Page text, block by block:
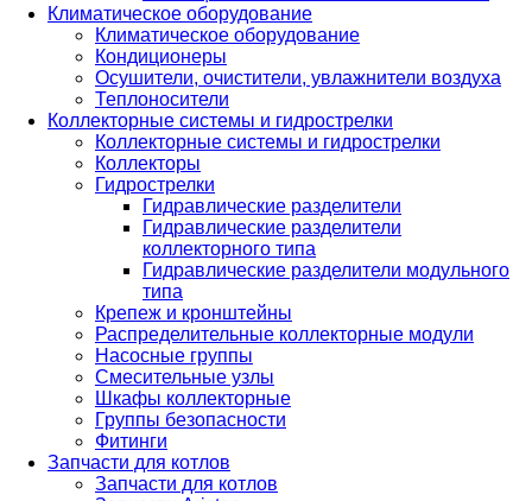
Климатическое оборудование
Климатическое оборудование
Кондиционеры
Осушители, очистители, увлажнители воздуха
Теплоносители
Коллекторные системы и гидрострелки
Коллекторные системы и гидрострелки
Коллекторы
Гидрострелки
Гидравлические разделители
Гидравлические разделители
коллекторного типа
Гидравлические разделители модульного
типа
Крепеж и кронштейны
Распределительные коллекторные модули
Насосные группы
Смесительные узлы
Шкафы коллекторные
Группы безопасности
Фитинги
Запчасти для котлов
Запчасти для котлов